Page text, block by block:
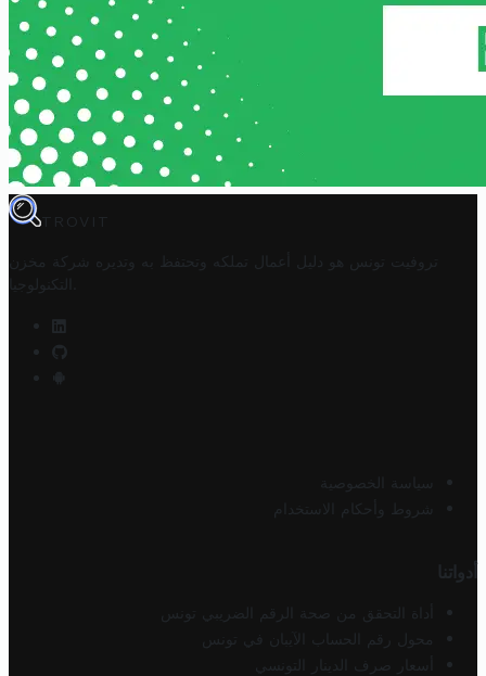
TROVIT
تروفيت تونس هو دليل أعمال تملكه وتحتفظ به وتديره
شركة مخزن
التكنولوجيا
سياسة الخصوصية
شروط وأحكام الاستخدام
أدواتنا
أداة التحقق من صحة الرقم الضريبي تونس
محول رقم الحساب الآيبان في تونس
أسعار صرف الدينار التونسي